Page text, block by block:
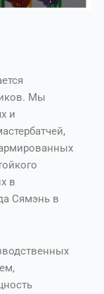
Мы
и
в
Сямэнь в